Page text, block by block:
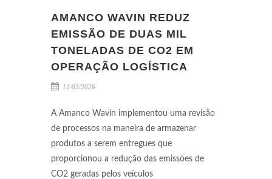
AMANCO WAVIN REDUZ
EMISSÃO DE DUAS MIL
TONELADAS DE CO2 EM
OPERAÇÃO LOGÍSTICA
11/03/2026
A Amanco Wavin implementou uma revisão
de processos na maneira de armazenar
produtos a serem entregues que
proporcionou a redução das emissões de
CO2 geradas pelos veículos